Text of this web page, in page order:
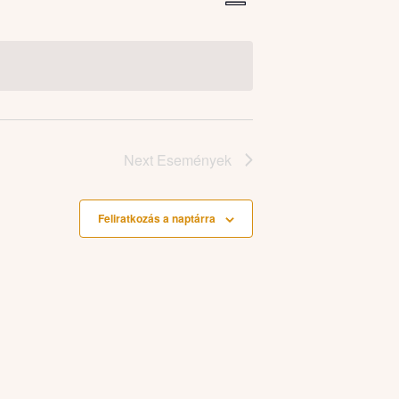
Summary
Next Események
Feliratkozás a naptárra